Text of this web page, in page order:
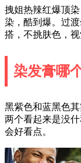
拽姐热辣红爆顶
染，酷到爆。过
搭，不挑肤色，视
染发膏哪
黑紫色和蓝黑色
两个看起来是没
会好看点。